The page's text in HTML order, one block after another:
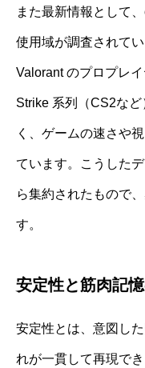
また最新情報として
使用域が調査されて
Valorant のプロプレ
Strike 系列（CS2な
く、ゲームの速さや
ています。こうした
ら集約されたもので
す。
安定性と筋肉記
安定性とは、意図し
れが一貫して再現で